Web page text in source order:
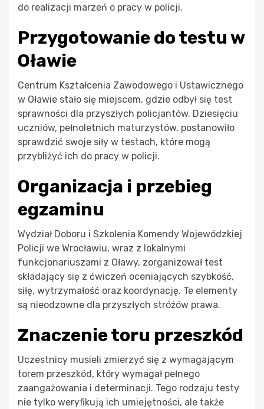
do realizacji marzeń o pracy w policji.
Przygotowanie do testu w
Oławie
Centrum Kształcenia Zawodowego i Ustawicznego
w Oławie stało się miejscem, gdzie odbył się test
sprawności dla przyszłych policjantów. Dziesięciu
uczniów, pełnoletnich maturzystów, postanowiło
sprawdzić swoje siły w testach, które mogą
przybliżyć ich do pracy w policji.
Organizacja i przebieg
egzaminu
Wydział Doboru i Szkolenia Komendy Wojewódzkiej
Policji we Wrocławiu, wraz z lokalnymi
funkcjonariuszami z Oławy, zorganizował test
składający się z ćwiczeń oceniających szybkość,
siłę, wytrzymałość oraz koordynację. Te elementy
są nieodzowne dla przyszłych stróżów prawa.
Znaczenie toru przeszkód
Uczestnicy musieli zmierzyć się z wymagającym
torem przeszkód, który wymagał pełnego
zaangażowania i determinacji. Tego rodzaju testy
nie tylko weryfikują ich umiejętności, ale także